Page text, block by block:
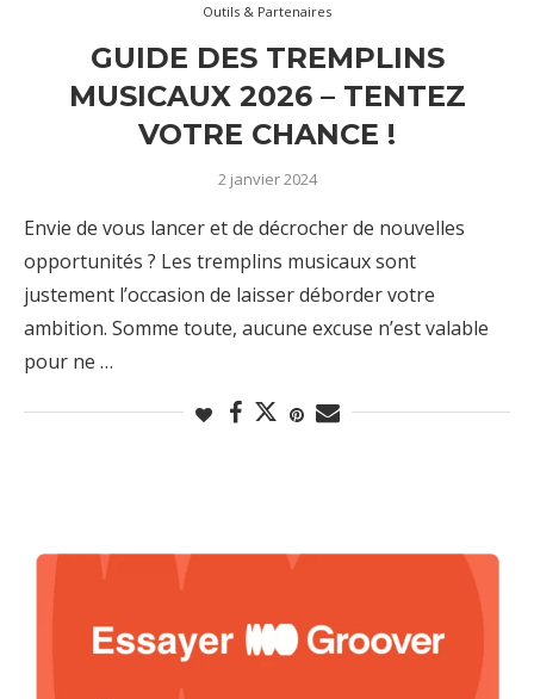
Outils & Partenaires
GUIDE DES TREMPLINS
MUSICAUX 2026 – TENTEZ
VOTRE CHANCE !
2 janvier 2024
Envie de vous lancer et de décrocher de nouvelles
opportunités ? Les tremplins musicaux sont
justement l’occasion de laisser déborder votre
ambition. Somme toute, aucune excuse n’est valable
pour ne …